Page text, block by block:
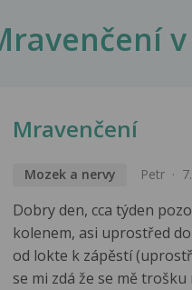
Mravenčení
Mozek a nervy Petr
Dobry den, cca týden
kolenem, asi uprostřed
od lokte k zápěstí
se mi zdá že se mě